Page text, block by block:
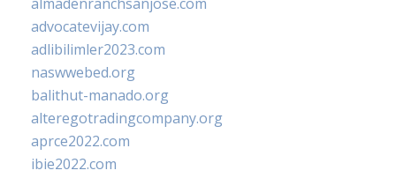
advocatevijay.com
adlibilimler2023.com
naswwebed.org
balithut-manado.org
alteregotradingcompany.org
aprce2022.com
ibie2022.com